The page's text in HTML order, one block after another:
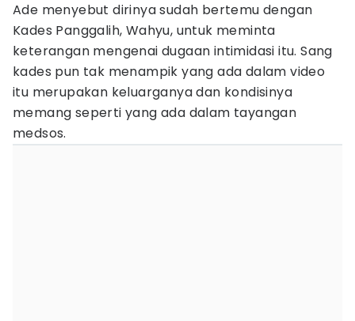
Ade menyebut dirinya sudah bertemu dengan
Kades Panggalih, Wahyu, untuk meminta
keterangan mengenai dugaan intimidasi itu. Sang
kades pun tak menampik yang ada dalam video
itu merupakan keluarganya dan kondisinya
memang seperti yang ada dalam tayangan
medsos.